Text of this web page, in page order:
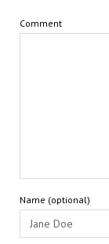
Comment
Name (optional)